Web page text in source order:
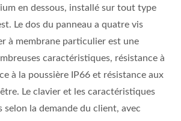
en dessous, installé sur tout type
Le dos du panneau a quatre vis
à membrane particulier est une
caractéristiques, résistance à
à la poussière IP66 et résistance aux
Le clavier et les caractéristiques
la demande du client, avec